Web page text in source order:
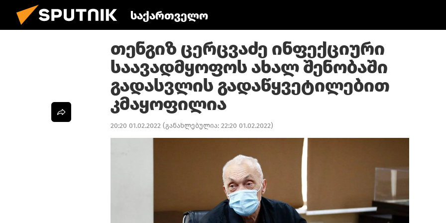
საქართველო
თენგიზ ცერცვაძე ინფექციური
საავადმყოფოს ახალ შენობაში
გადასვლის გადაწყვეტილებით
კმაყოფილია
20:20 01.02.2022 (განახლებულია: 22:20 01.02.2022)